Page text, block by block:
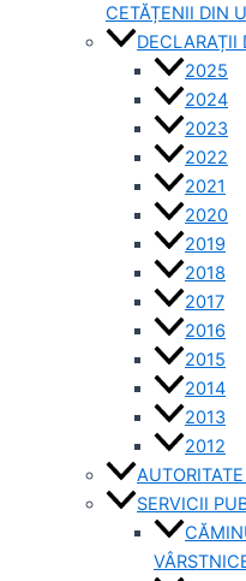
CETĂȚENII DIN
DECLARAȚII
2025
2024
2023
2022
2021
2020
2019
2018
2017
2016
2015
2014
2013
2012
SERVICII